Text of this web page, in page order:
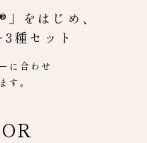
をはじめ、
種セット
に合わせ
す。